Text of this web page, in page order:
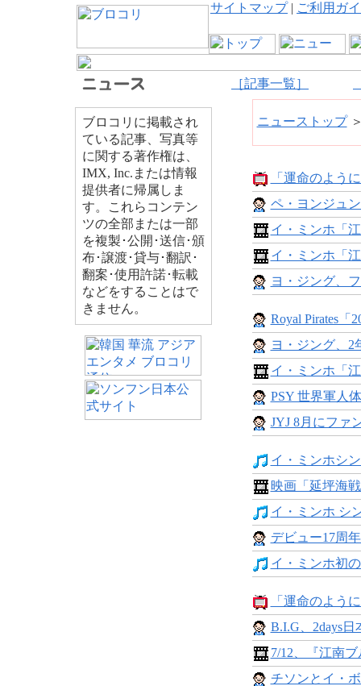
サイトマップ| ご利用ガ
［記事一覧］
ブロコリに掲載され
ている記事、写真等
に関する著作権は、
IMX, Inc.または情報
提供者に帰属しま
す。これらコンテン
ツの全部または一部
を複製･公開･送信･頒
布･譲渡･貸与･翻訳･
翻案･使用許諾･転載
などをすることはで
きません。
ニューストップ
「運命のよう
ペ・ヨンジュ
イ・ミンホ「
イ・ミンホ「
ヨ・ジング、
Royal Pirates「
ヨ・ジング、2
イ・ミンホ「
PSY 世界軍人
JYJ 8月にファ
イ・ミンホシ
映画「延坪海
イ・ミンホ シ
デビュー17周
イ・ミンホ初
「運命のよう
B.I.G、2days日
7/12、『江南
チソンとイ・